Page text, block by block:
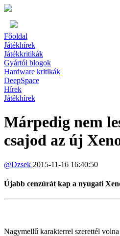
Főoldal
Játékhírek
Játékkritikák
Gyártói blogok
Hardware kritikák
DeepSpace
Hírek
Játékhírek
Márpedig nem
csajod az új
@Dzsek 2015-11-16 16:40:50
Újabb cenzúrát kap a nyugati
Nagymellű karakterrel szerettél